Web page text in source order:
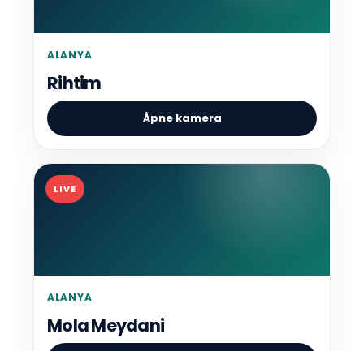
ALANYA
Rihtim
Åpne kamera
LIVE
ALANYA
Mola Meydani